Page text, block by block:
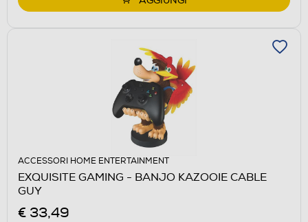
ACCESSORI HOME ENTERTAINMENT
EXQUISITE GAMING - BANJO KAZOOIE CABLE
GUY
€ 33,49